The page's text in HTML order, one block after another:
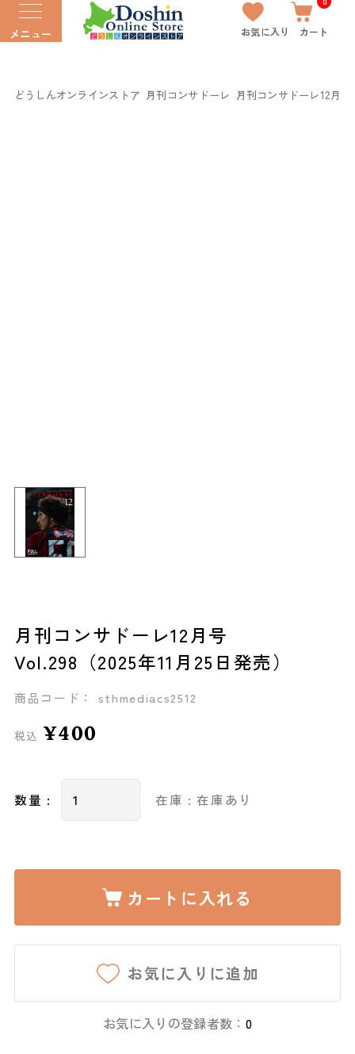
メニュー お気に入り カート
どうしんオンラインストア 月刊コンサドーレ 月刊コンサドーレ12月
月刊コンサドーレ12月号
Vol.298（2025年11月25日発売）
商品コード： sthmediacs2512
税込 ¥400
数量 : 在庫 : 在庫あり
カートに入れる
お気に入りに追加
お気に入りの登録者数： 0